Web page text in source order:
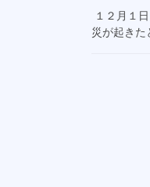
１２月１
災が起きた